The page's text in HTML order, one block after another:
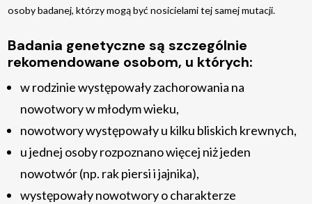
Podcięcie wędzidełka
Frenuloplastyka języka
Urologia
TURBt – przezcewkowa elektroresekcja guza
pęcherza moczowego
Biopsja fuzyjna prostaty
Cystoskopia – endoskopowe badanie
pęcherza moczowego
osoby badanej, którzy mogą być nosicielami tej samej mutacji.
Badania genetyczne są szczególnie
rekomendowane osobom, u których:
w rodzinie występowały zachorowania na
nowotwory w młodym wieku,
nowotwory występowały u kilku bliskich krewnych,
u jednej osoby rozpoznano więcej niż jeden
nowotwór (np. rak piersi i jajnika),
występowały nowotwory o charakterze